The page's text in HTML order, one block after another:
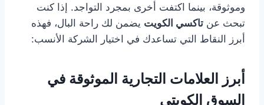
وموثوقة، بينما اكتفت أخرى بمجرد التواجد. إذا كنت
تبحث عن تاكسي الكويت يضمن لك راحة البال، فهذه
أبرز النقاط التي تساعدك في اختيار الشركة الأنسب:
أبرز العلامات التجارية الموثوقة في
السوق الكويتي